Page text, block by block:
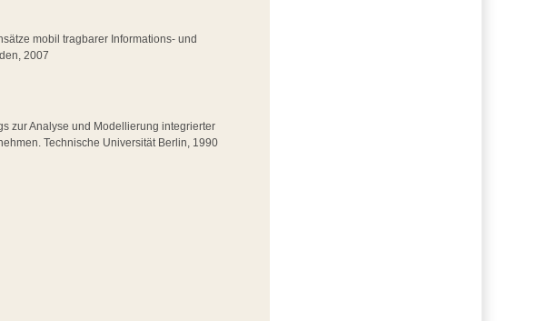
mobil tragbarer Informations- und
2007
zur Analyse und Modellierung integrierter
Technische Universität Berlin, 1990